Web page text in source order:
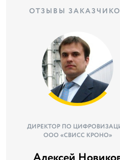
ОТЗЫВЫ
ДИРЕКТОР ПО
ООО «СВИСС КРОНО»